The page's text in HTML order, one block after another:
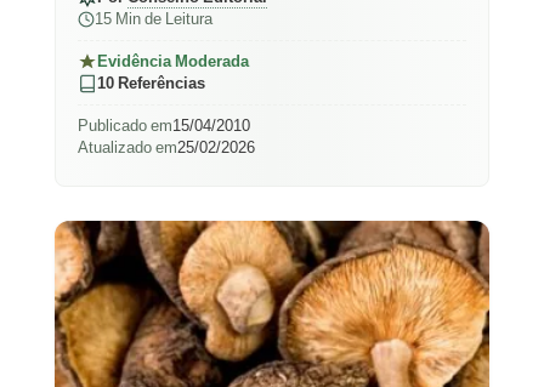
15 Min de Leitura
Evidência Moderada
10 Referências
Publicado em15/04/2010
Atualizado em25/02/2026